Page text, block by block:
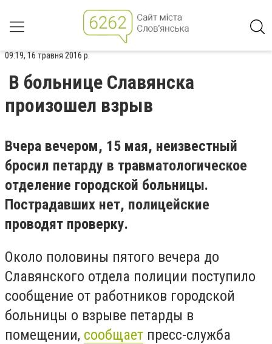
09:19, 16 травня 2016 р.
В больнице Славянска
произошел взрыв
Вчера вечером, 15 мая, неизвестный
бросил петарду в травматологическое
отделение городской больницы.
Пострадавших нет, полицейские
проводят проверку.
Около половины пятого вечера до
Славянского отдела полиции поступило
сообщение от работников городской
больницы о взрыве петарды в
помещении, сообщает пресс-служба